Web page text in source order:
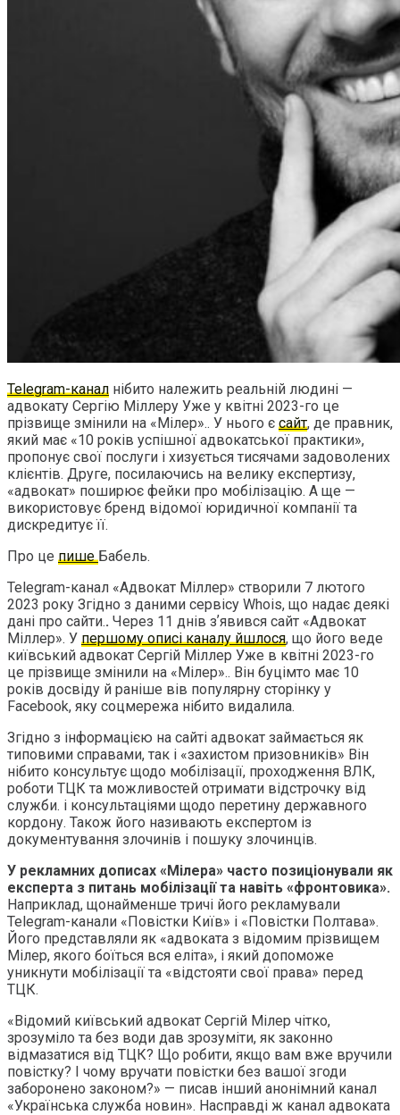
Telegram-канал нібито належить реальній людині —
адвокату Сергію Міллеру Уже у квітні 2023-го це
прізвище змінили на «Мілер».. У нього є сайт, де правник,
який має «10 років успішної адвокатської практики»,
пропонує свої послуги і хизується тисячами задоволених
клієнтів. Друге, посилаючись на велику експертизу,
«адвокат» поширює фейки про мобілізацію. А ще —
використовує бренд відомої юридичної компанії та
дискредитує її.
Про це пишеБабель.
Telegram-канал «Адвокат Міллер» створили 7 лютого
2023 року Згідно з даними сервісу Whois, що надає деякі
дані про сайти.. Через 11 днів зʼявився сайт «Адвокат
Міллер». У першому описі каналу йшлося, що його веде
київський адвокат Сергій Міллер Уже в квітні 2023-го
це прізвище змінили на «Мілер».. Він буцімто має 10
років досвіду й раніше вів популярну сторінку у
Facebook, яку соцмережа нібито видалила.
Згідно з інформацією на сайті адвокат займається як
типовими справами, так і «захистом призовників» Він
нібито консультує щодо мобілізації, проходження ВЛК,
роботи ТЦК та можливостей отримати відстрочку від
служби. і консультаціями щодо перетину державного
кордону. Також його називають експертом із
документування злочинів і пошуку злочинців.
У рекламних дописах «Мілера» часто позиціонували як
експерта з питань мобілізації та навіть «фронтовика».
Наприклад, щонайменше тричі його рекламували
Telegram-канали «Повістки Київ» і «Повістки Полтава».
Його представляли як «адвоката з відомим прізвищем
Мілер, якого боїться вся еліта», і який допоможе
уникнути мобілізації та «відстояти свої права» перед
ТЦК.
«Відомий київський адвокат Сергій Мілер чітко,
зрозуміло та без води дав зрозуміти, як законно
відмазатися від ТЦК? Що робити, якщо вам вже вручили
повістку? І чому вручати повістки без вашої згоди
заборонено законом?» — писав інший анонімний канал
«Українська служба новин». Насправді ж канал адвоката